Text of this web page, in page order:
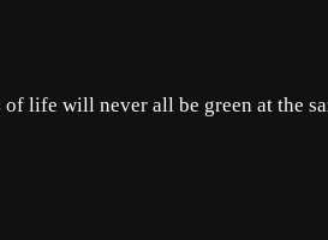
life will never all be green at the